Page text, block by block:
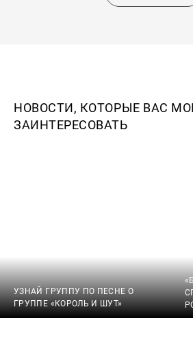
НОВОСТИ, КОТОРЫЕ ВАС
ЗАИНТЕРЕСОВАТЬ
УЗНАЙ ГРУППУ ПО ПЕСНЕ О
ГРУППЕ «КОРОЛЬ И ШУТ»